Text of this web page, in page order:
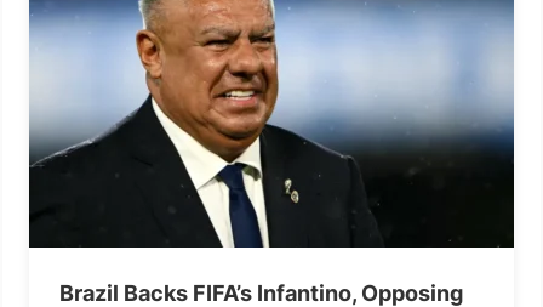
Brazil Backs FIFA’s Infantino, Opposing